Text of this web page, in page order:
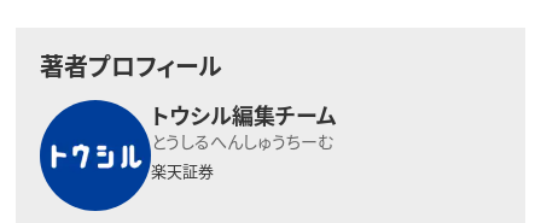
著者プロフィール
トウシル編集チーム
とうしるへんしゅうちーむ
楽天証券